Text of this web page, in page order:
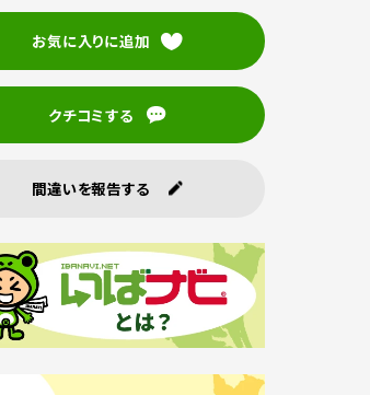
お気に入りに追加
クチコミする
間違いを報告する